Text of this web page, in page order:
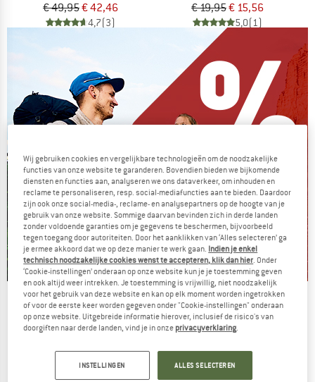
€ 49,95€ 42,46
4,7(3)
€ 19,95€ 15,56
5,0(1)
De zomersale gaat verder
NU TOT MAAR LIEFST -50%
NAAR DE SALE
Wij gebruiken cookies en vergelijkbare technologieën om de noodzakelijke
functies van onze website te garanderen. Bovendien bieden we bijkomende
diensten en functies aan, analyseren we ons dataverkeer, om inhouden en
reclame te personaliseren, resp. social-mediafuncties aan te bieden. Daardoor
zijn ook onze social-media-, reclame- en analysepartners op de hoogte van je
gebruik van onze website. Sommige daarvan bevinden zich in derde landen
zonder voldoende garanties om je gegevens te beschermen, bijvoorbeeld
tegen toegang door autoriteiten. Door het aanklikken van ‘Alles selecteren’ ga
je ermee akkoord dat we op deze manier te werk gaan. Indien je enkel
technisch noodzakelijke cookies wenst te accepteren, klik dan hier . Onder
‘Cookie-instellingen’ onderaan op onze website kun je je toestemming geven
en ook altijd weer intrekken. Je toestemming is vrijwillig, niet noodzakelijk
voor het gebruik van deze website en kan op elk moment worden ingetrokken
of voor de eerste keer worden gegeven onder "Cookie-instellingen" onderaan
op onze website. Uitgebreide informatie hierover, inclusief de risico's van
doorgiften naar derde landen, vind je in onze privacyverklaring
INSTELLINGEN ALLES SELECTEREN